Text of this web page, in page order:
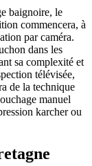
baignoire, le
commencera, à
par caméra.
dans les
sa complexité et
télévisée,
de la technique
manuel
karcher ou